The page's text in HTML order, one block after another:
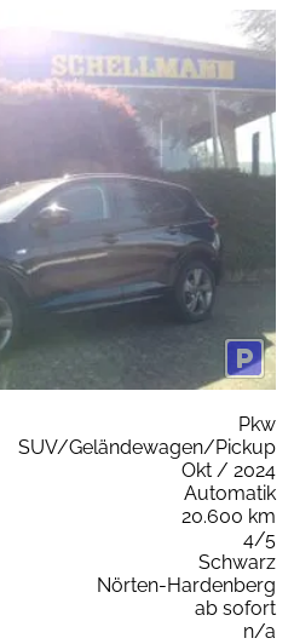
Pkw
SUV/Geländewagen/Pickup
Okt / 2024
Automatik
20.600 km
4/5
Schwarz
Nörten-Hardenberg
ab sofort
n/a